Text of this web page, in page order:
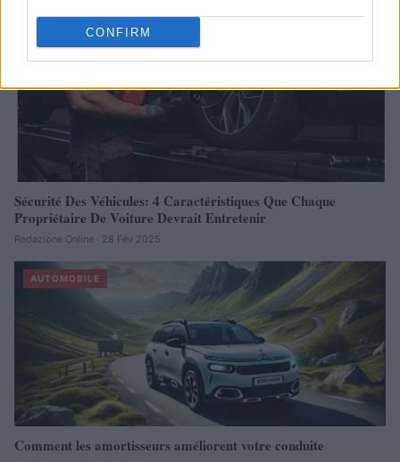
CONFIRM
Sécurité Des Véhicules: 4 Caractéristiques Que Chaque
Propriétaire De Voiture Devrait Entretenir
Redazione Online · 28 Fév 2025
AUTOMOBILE
Comment les amortisseurs améliorent votre conduite